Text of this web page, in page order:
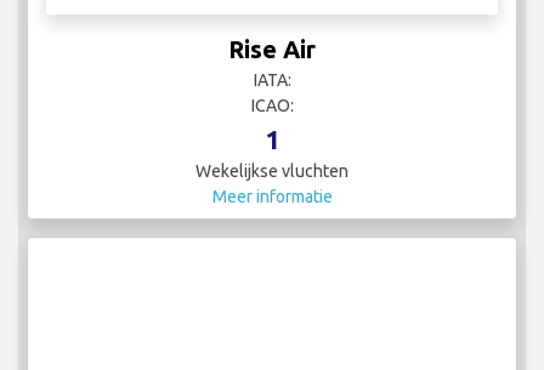
Rise Air
IATA:
ICAO:
1
Wekelijkse vluchten
Meer informatie